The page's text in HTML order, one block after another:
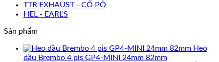
TTR EXHAUST - CỔ PÔ
HEL - EARL'S
Sản phẩm
Heo
dầu Brembo 4 pis GP4-MINI 24mm 82mm